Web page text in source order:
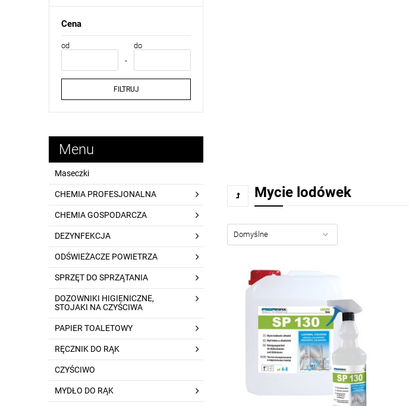
Cena
od do
FILTRUJ
Menu
Maseczki
CHEMIA PROFESJONALNA
CHEMIA GOSPODARCZA
DEZYNFEKCJA
ODŚWIEŻACZE POWIETRZA
SPRZĘT DO SPRZĄTANIA
DOZOWNIKI HIGIENICZNE,
STOJAKI NA CZYŚCIWA
PAPIER TOALETOWY
RĘCZNIK DO RĄK
CZYŚCIWO
MYDŁO DO RĄK
Mycie lodówek